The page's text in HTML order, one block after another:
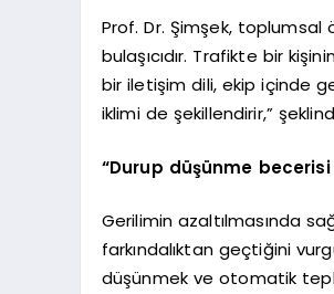
Prof. Dr. Şimşek, toplumsal
bulaşıcıdır. Trafikte bir
bir iletişim dili, ekip içinde
iklimi de şekillendirir,”
“Durup düşünme
Gerilimin azaltılmasında
farkındalıktan geçtiğini
düşünmek ve otomatik